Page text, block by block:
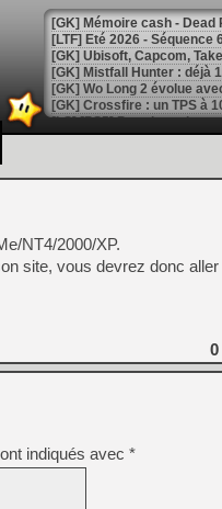
[LTF] Eté 2026 - Séquence
[GK] Mistfall Hunter : déjà
[GK] Wo Long 2 évolue
[GK] Crossfire : un TPS à
[LS] [PS5] Premiers
[Mo5] DOOM arrive en
[GK] Bethesda fête les 30
[GK] Roblox : l'action en
[GK] Agenda - GeForce
[GK] Devolver Digital en a
[LS] [PS5] ps5-y2jb-
[GK] Pourquoi Marvel
[GK] Test : Restory : Chill
[GK] GTA 6 : Rockstar
[GK] Hot Wheels Infinite
[GK] Mémoire cash -
[GK] Résultats Nintendo :
NT4/2000/XP.
site, vous devrez donc
0
indiqués avec *